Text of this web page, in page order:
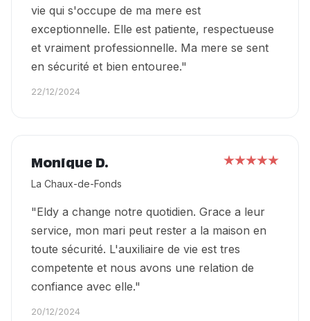
vie qui s'occupe de ma mere est
exceptionnelle. Elle est patiente, respectueuse
et vraiment professionnelle. Ma mere se sent
en sécurité et bien entouree."
22/12/2024
Monique D.
La Chaux-de-Fonds
"Eldy a change notre quotidien. Grace a leur
service, mon mari peut rester a la maison en
toute sécurité. L'auxiliaire de vie est tres
competente et nous avons une relation de
confiance avec elle."
20/12/2024